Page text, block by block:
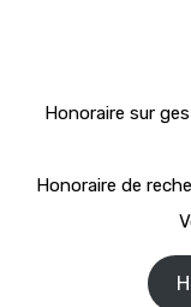
Honoraire sur
Honoraire de